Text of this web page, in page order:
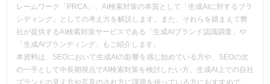
レームワーク「PRCA」、AI検索対策の本質として「生成AIに対するブラ
ンディング」としての考え方を解説します。また、それらを踏まえて弊
社が提供するAI検索対策サービスである「生成AIブランド認識調査」や
「生成AIブランディング」もご紹介します。
本資料は、SEOにおいて生成AIの影響を感じ始めている方や、SEOの次
の一手として中長期視点でAI検索対策を検討したい方、生成AI上での自社
ブランドの見え方や言及のされ方に課題を持っている方におすすめで